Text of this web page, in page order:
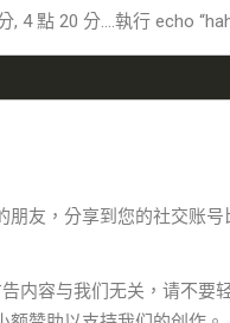
4 點 20 分….執行 echo
友，分享到您的社交账号
内容与我们无关，请不要